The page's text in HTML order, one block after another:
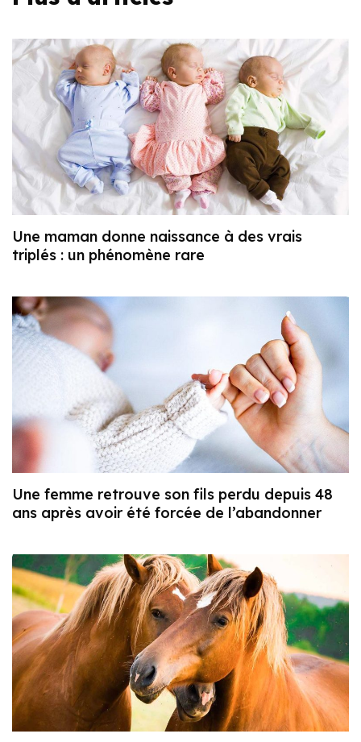
Une maman donne naissance à des vrais
triplés : un phénomène rare
Une femme retrouve son fils perdu depuis 48
ans après avoir été forcée de l’abandonner